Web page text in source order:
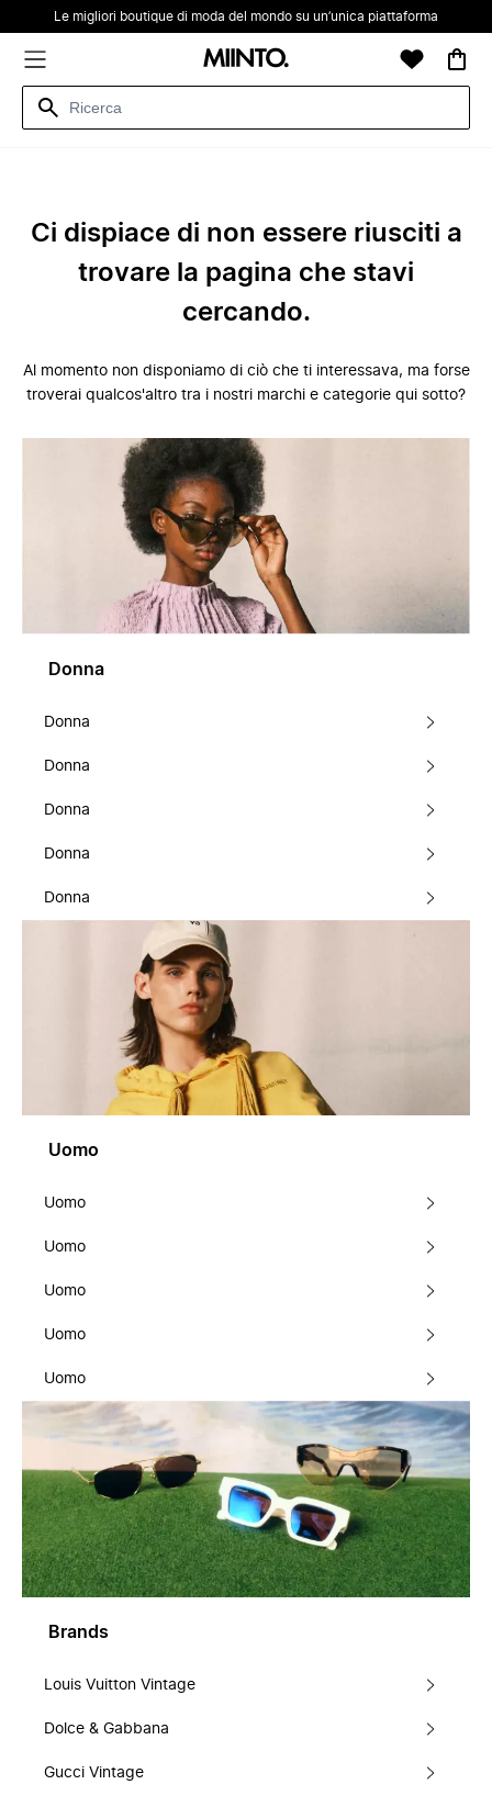
Le migliori boutique di moda del mondo su un’unica piattaforma
Ci dispiace di non essere riusciti a
trovare la pagina che stavi
cercando.
Al momento non disponiamo di ciò che ti interessava, ma forse
troverai qualcos'altro tra i nostri marchi e categorie qui sotto?
Donna
Donna
Donna
Donna
Donna
Donna
Uomo
Uomo
Uomo
Uomo
Uomo
Uomo
Brands
Louis Vuitton Vintage
Dolce & Gabbana
Gucci Vintage